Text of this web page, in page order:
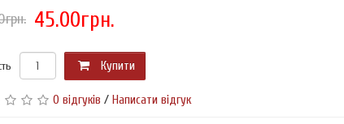
45.00грн.
Купити
0 відгуків / Написати відгук